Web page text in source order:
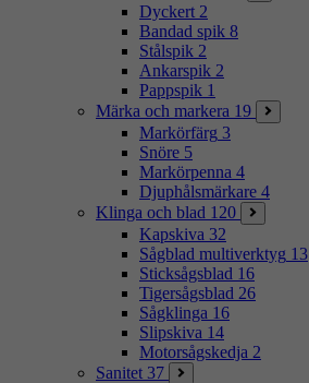
Dyckert 2
Bandad spik 8
Stålspik 2
Ankarspik 2
Pappspik 1
Märka och markera 19
Markörfärg 3
Snöre 5
Markörpenna 4
Djuphålsmärkare 4
Klinga och blad 120
Kapskiva 32
Sågblad multiverktyg 13
Sticksågsblad 16
Tigersågsblad 26
Sågklinga 16
Slipskiva 14
Motorsågskedja 2
Sanitet 37